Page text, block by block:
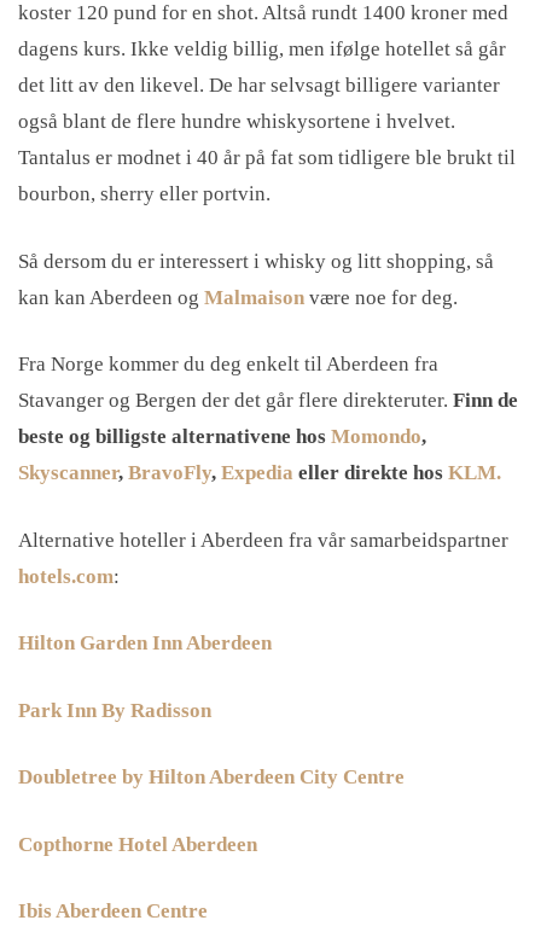
koster 120 pund for en shot. Altså rundt 1400 kroner med
dagens kurs. Ikke veldig billig, men ifølge hotellet så går
det litt av den likevel. De har selvsagt billigere varianter
også blant de flere hundre whiskysortene i hvelvet.
Tantalus er modnet i 40 år på fat som tidligere ble brukt til
bourbon, sherry eller portvin.
Så dersom du er interessert i whisky og litt shopping, så
kan kan Aberdeen og Malmaison være noe for deg.
Fra Norge kommer du deg enkelt til Aberdeen fra
Stavanger og Bergen der det går flere direkteruter. Finn de
beste og billigste alternativene hos Momondo,
Skyscanner, BravoFly, Expedia eller direkte hos KLM.
Alternative hoteller i Aberdeen fra vår samarbeidspartner
hotels.com:
Hilton Garden Inn Aberdeen
Park Inn By Radisson
Doubletree by Hilton Aberdeen City Centre
Copthorne Hotel Aberdeen
Ibis Aberdeen Centre